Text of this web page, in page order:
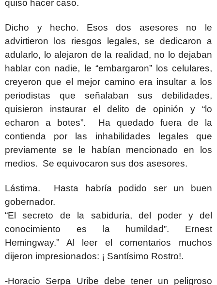
quiso hacer caso.
Dicho y hecho. Esos dos asesores no le
advirtieron los riesgos legales, se dedicaron a
adularlo, lo alejaron de la realidad, no lo dejaban
hablar con nadie, le “embargaron” los celulares,
creyeron que el mejor camino era insultar a los
periodistas que señalaban sus debilidades,
quisieron instaurar el delito de opinión y “lo
echaron a botes”. Ha quedado fuera de la
contienda por las inhabilidades legales que
previamente se le habían mencionado en los
medios. Se equivocaron sus dos asesores.
Lástima. Hasta habría podido ser un buen
gobernador.
“El secreto de la sabiduría, del poder y del
conocimiento es la humildad”. Ernest
Hemingway.” Al leer el comentarios muchos
dijeron impresionados: ¡ Santísimo Rostro!.
-Horacio Serpa Uribe debe tener un peligroso